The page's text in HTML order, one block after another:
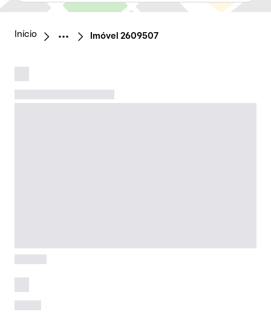
Início Imóvel 2609507